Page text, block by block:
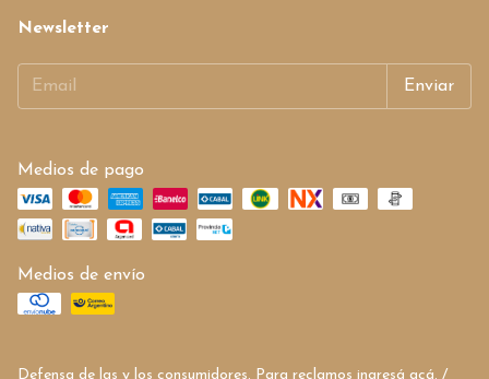
Newsletter
Medios de pago
Medios de envío
Defensa de las y los consumidores. Para reclamos ingresá acá. /